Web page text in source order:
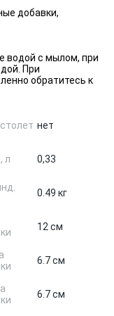
добавки,
водой с мылом, при
При
обратитесь к
нет
л 0,33
0.49 кг
12 см
6.7 см
6.7 см